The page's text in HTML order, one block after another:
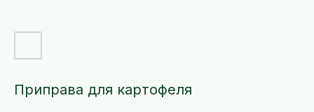
Приправа для картофеля